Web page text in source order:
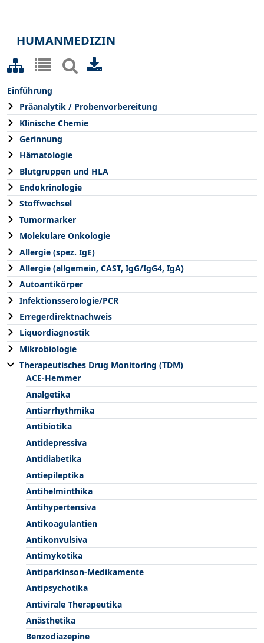
HUMANMEDIZIN
Einführung
Präanalytik / Probenvorbereitung
Klinische Chemie
Gerinnung
Hämatologie
Blutgruppen und HLA
Endokrinologie
Stoffwechsel
Tumormarker
Molekulare Onkologie
Allergie (spez. IgE)
Allergie (allgemein, CAST, IgG/IgG4, IgA)
Autoantikörper
Infektionsserologie/PCR
Erregerdirektnachweis
Liquordiagnostik
Mikrobiologie
Therapeutisches Drug Monitoring (TDM)
ACE-Hemmer
Analgetika
Antiarrhythmika
Antibiotika
Antidepressiva
Antidiabetika
Antiepileptika
Antihelminthika
Antihypertensiva
Antikoagulantien
Antikonvulsiva
Antimykotika
Antiparkinson-Medikamente
Antipsychotika
Antivirale Therapeutika
Anästhetika
Benzodiazepine